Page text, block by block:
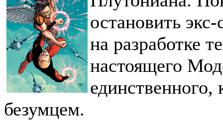
остановить
на разработке
настоящего
единственного,
безумцем.